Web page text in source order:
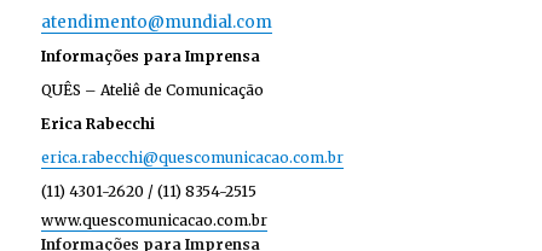
atendimento@mundial.com
Informações para Imprensa
QUÊS – Ateliê de Comunicação
Erica Rabecchi
erica.rabecchi@quescomunicacao.com.br
(11) 4301-2620 / (11) 8354-2515
www.quescomunicacao.com.br
Informações para Imprensa